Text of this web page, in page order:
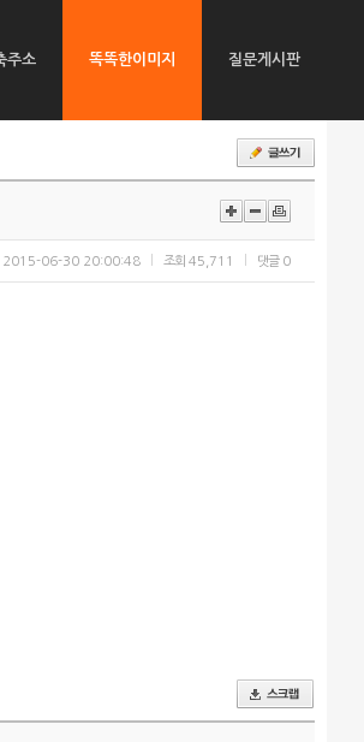
주소 똑똑한이미지 질문게시판
2015-06-30 20:00:48 조회 45,711 댓글 0